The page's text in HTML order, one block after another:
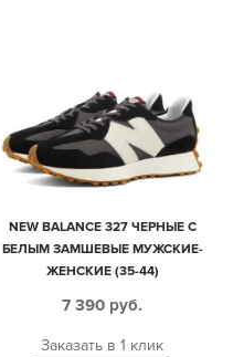
NEW BALANCE 327 ЧЕРНЫЕ С
БЕЛЫМ ЗАМШЕВЫЕ МУЖСКИЕ-
ЖЕНСКИЕ (35-44)
7 390 руб.
Заказать в 1 клик